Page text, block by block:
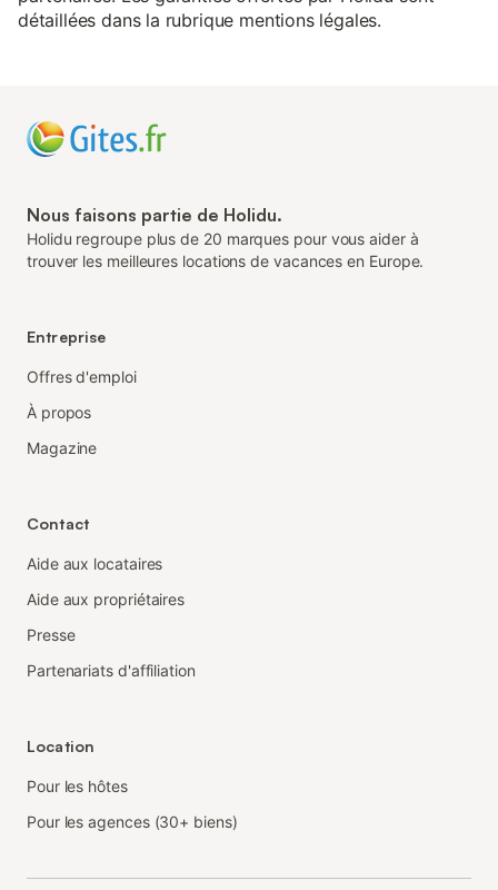
détaillées dans la rubrique mentions légales.
Nous faisons partie de Holidu.
Holidu regroupe plus de 20 marques pour vous aider à
trouver les meilleures locations de vacances en Europe.
Entreprise
Offres d'emploi
À propos
Magazine
Contact
Aide aux locataires
Aide aux propriétaires
Presse
Partenariats d'affiliation
Location
Pour les hôtes
Pour les agences (30+ biens)